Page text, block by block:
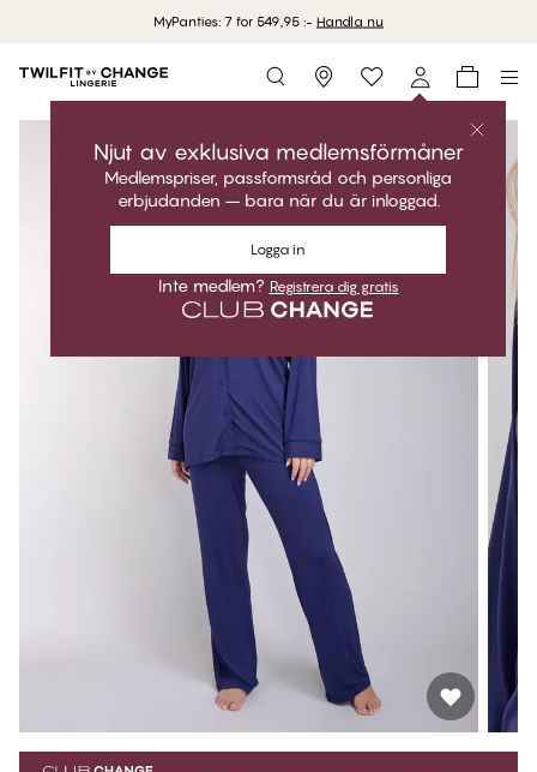
MyPanties: 7 for 549,95 :- Handla nu
Storefinder
Njut av exklusiva medlemsförmåner
Medlemspriser, passformsråd och personliga
erbjudanden – bara när du är inloggad.
Logga in
Inte medlem? Registrera dig gratis